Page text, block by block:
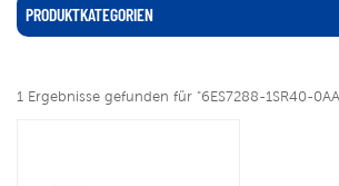
PRODUKTKATEGORIEN
1 Ergebnisse gefunden für "6ES7288-1SR40-